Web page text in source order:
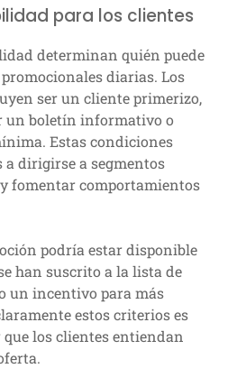
para los clientes
determinan quién puede
diarias. Los
ser un cliente primerizo,
un boletín informativo o
Estas condiciones
a dirigirse a segmentos
fomentar comportamientos
podría estar disponible
han suscrito a la lista de
un incentivo para más
estos criterios es
los clientes entiendan